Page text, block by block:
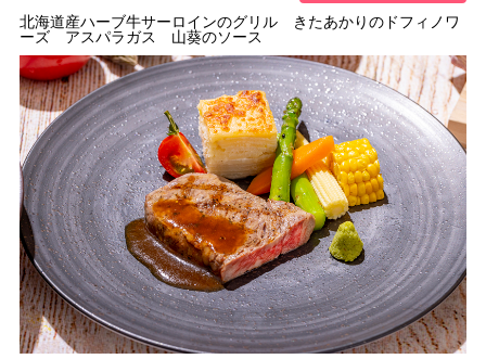
北海道産ハーブ牛サーロインのグリル きたあかりのドフィノワ
ーズ アスパラガス 山葵のソース